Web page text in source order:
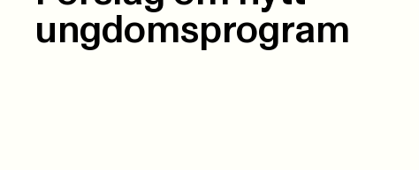
ungdomsprogram